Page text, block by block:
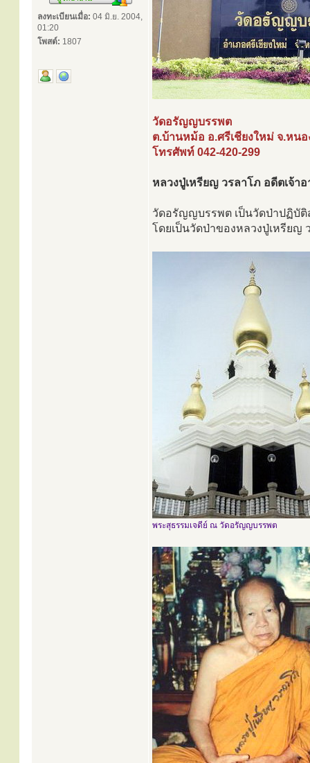
ลงทะเบียนเมื่อ: 04 มิ.ย. 2004,
01:20
โพสต์: 1807
วัดอรัญญบรรพต
ต.บ้านหม้อ อ.ศรีเชียงใหม่ จ.หนอ
โทรศัพท์ 042-420-299
หลวงปู่เหรียญ วรลาโภ อดีตเจ้าอ
วัดอรัญญบรรพต เป็นวัดป่าปฏิบั
โดยเป็นวัดป่าของหลวงปู่เหรีย
พระสุธรรมเจดีย์ ณ วัดอรัญญบรรพต